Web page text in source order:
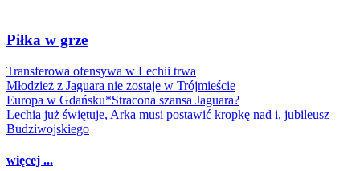
Piłka w grze
Transferowa ofensywa w Lechii trwa
Młodzież z Jaguara nie zostaje w Trójmieście
Europa w Gdańsku*Stracona szansa Jaguara?
Lechia już świętuje, Arka musi postawić kropkę nad i, jubileusz
Budziwojskiego
więcej ...